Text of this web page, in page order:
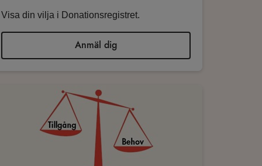
Visa din vilja i Donationsregistret.
Anmäl dig